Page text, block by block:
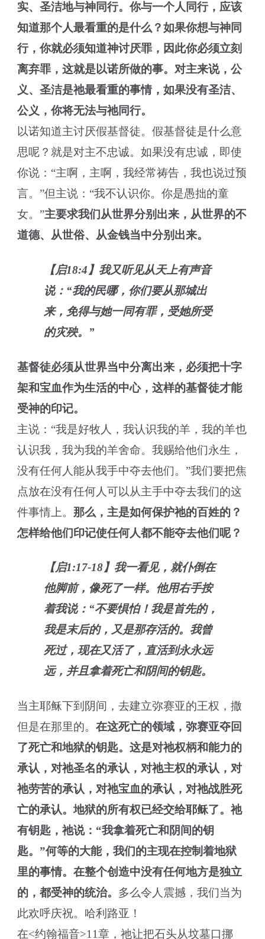
实、圣洁地与神同行。你与一个人同行，应该
知道那个人最看重的是什么？如果你想与神同
行，你就必须知道神讨厌罪，因此你必须立刻
离弃罪，这就是以诺所做的事。对主来说，公
义、圣洁是祂最看重的事情，如果没有圣洁、
公义，你将无法与祂同行。
以诺知道主讨厌假基督徒。假基督徒是什么意
思呢？就是对主不忠诚。如果没有忠诚，即使
你说：“主啊，主啊，我经常祷告，我也说过预
言。”但主说：“我不认识你。你是愚拙的童
女。”主要求我们从世界分别出来，从世界的不
道德、从世俗、从金钱当中分别出来。
【启18:4】我又听见从天上有声音
说：“我的民哪，你们要从那城出
来，免得与她一同有罪，受她所受
的灾殃。”
基督徒必须从世界当中分离出来，必须把十字
架和宝血作为生活的中心，这样的基督徒才能
受神的印记。
主说：“我是好牧人，我认识我的羊，我的羊也
认识我，我为我的羊舍命。我赐给他们永生，
没有任何人能从我手中夺去他们。”我们要把焦
点放在没有任何人可以从主手中夺去我们的这
件事情上。那么，主是如何保护祂的百姓的？
怎样给他们印记使任何人都不能夺去他们呢？
【启1:17-18】我一看见，就仆倒在
他脚前，像死了一样。他用右手按
着我说：“不要惧怕！我是首先的，
我是末后的，又是那存活的。我曾
死过，现在又活了，直活到永永远
远，并且拿着死亡和阴间的钥匙。
当主耶稣下到阴间，去建立弥赛亚的王权，撒
但是在那里的。在这死亡的领域，弥赛亚夺回
了死亡和地狱的钥匙。这是对祂权柄和能力的
承认，对祂圣名的承认，对祂主权的承认，对
祂劳苦的承认，对祂宝血的承认，对祂战胜死
亡的承认。地狱的所有权已经交给耶稣了。祂
有钥匙，祂说：“我拿着死亡和阴间的钥
匙。”何等的大能，我们的主现在控制着地狱
里的事情。在整个创造中没有任何地方是独立
的，都受神的统治。 多么令人震撼，我们当为
此欢呼庆祝。哈利路亚！
在<约翰福音>11章，祂让把石头从坟墓口挪